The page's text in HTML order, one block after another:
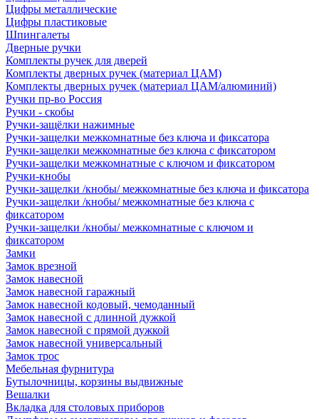
Цифры металлические
Цифры пластиковые
Шпингалеты
Дверные ручки
Комплекты ручек для дверей
Комплекты дверных ручек (материал ЦАМ)
Комплекты дверных ручек (материал ЦАМ/алюминий)
Ручки пр-во Россия
Ручки - скобы
Ручки-защёлки нажимные
Ручки-защелки межкомнатные без ключа и фиксатора
Ручки-защелки межкомнатные без ключа с фиксатором
Ручки-защелки межкомнатные с ключом и фиксатором
Ручки-кнобы
Ручки-защелки /кнобы/ межкомнатные без ключа и фиксатора
Ручки-защелки /кнобы/ межкомнатные без ключа с
фиксатором
Ручки-защелки /кнобы/ межкомнатные с ключом и
фиксатором
Замки
Замок врезной
Замок навесной
Замок навесной гаражный
Замок навесной кодовый, чемоданный
Замок навесной с длинной дужкой
Замок навесной с прямой дужкой
Замок навесной универсальный
Замок трос
Мебельная фурнитура
Бутылочницы, корзины выдвижные
Вешалки
Вкладка для столовых приборов